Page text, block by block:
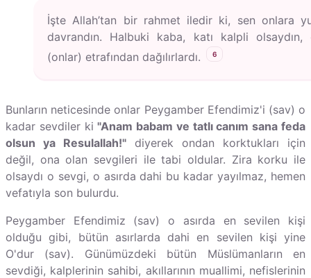
İşte Allah’tan bir rahmet iledir ki, sen onlara
davrandın. Halbuki kaba, katı kalpli olsaydın,
(onlar) etrafından dağılırlardı.
6
Bunların neticesinde onlar Peygamber Efendimiz'i (sav) o
kadar sevdiler ki"Anam babam ve tatlı canım sana feda
olsun ya Resulallah!" diyerek ondan korktukları için
değil, ona olan sevgileri ile tabi oldular. Zira korku ile
olsaydı o sevgi, o asırda dahi bu kadar yayılmaz, hemen
vefatıyla son bulurdu.
Peygamber Efendimiz (sav) o asırda en sevilen kişi
olduğu gibi, bütün asırlarda dahi en sevilen kişi yine
O'dur (sav). Günümüzdeki bütün Müslümanların en
sevdiği, kalplerinin sahibi, akıllarının muallimi, nefislerinin